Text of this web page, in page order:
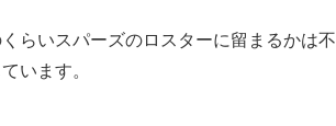
くらいスパーズのロスターに留まるかは
います。